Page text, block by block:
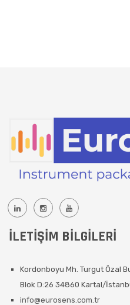
İLETIŞIM BILGILERI
Kordonboyu Mh. Turgut Özal
Blok D:26 34860 Kartal/
info@eurosens.com.tr